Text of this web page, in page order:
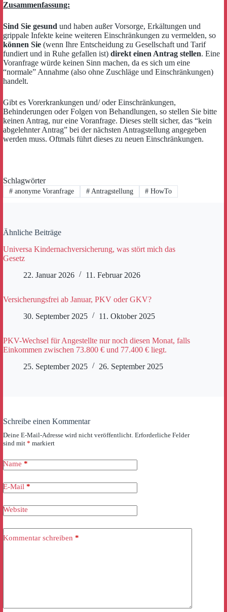
Zusammenfassung:
Sind Sie gesund und haben außer Vorsorge, Erkältungen und
grippale Infekte keine weiteren Einschränkungen zu vermelden, so
können Sie (wenn Ihre Entscheidung zu Gesellschaft und Tarif
fundiert und in Ruhe gefallen ist) direkt einen Antrag stellen. Eine
Voranfrage würde keinen Sinn machen, da es sich um eine
“normale” Annahme (also ohne Zuschläge und Einschränkungen)
handelt.
Gibt es Vorerkrankungen und/ oder Einschränkungen,
Behinderungen oder Folgen von Behandlungen, so stellen Sie bitte
keinen Antrag, nur eine Voranfrage. Dieses stellt sicher, das “kein
abgelehnter Antrag” bei der nächsten Antragstellung angegeben
werden muss. Oftmals führt dieses zu neuen Einschränkungen.
Schlagwörter
#anonyme Voranfrage #Antragstellung # HowTo
Ähnliche Beiträge
Universa Kindernachversicherung, was stört mich das
Gesetz
22. Januar 2026
11. Februar 2026
Versicherungsfrei ab Januar, PKV oder GKV?
30. September 2025
11. Oktober 2025
PKV-Wechsel für Angestellte nur noch diesen Monat, falls
Einkommen zwischen 73.800 € und 77.400 € liegt.
25. September 2025
26. September 2025
Schreibe einen Kommentar
Deine E-Mail-Adresse wird nicht veröffentlicht. Erforderliche Felder
sind mit * markiert
Name *
E-Mail *
Website
Kommentar schreiben *